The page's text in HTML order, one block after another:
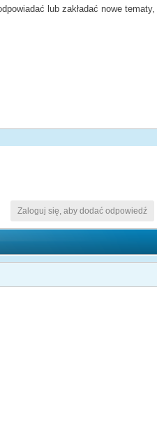
lub zakładać nowe
Zaloguj się, aby dodać odpowiedź